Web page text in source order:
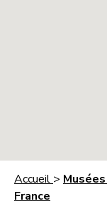
Accueil >
France